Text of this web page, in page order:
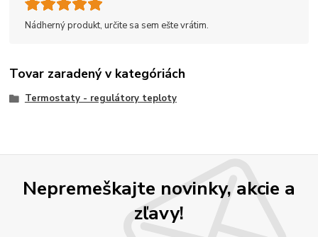
Nádherný produkt, určite sa sem ešte vrátim.
Tovar zaradený v kategóriách
Termostaty - regulátory teploty
Nepremeškajte novinky, akcie a
zľavy!